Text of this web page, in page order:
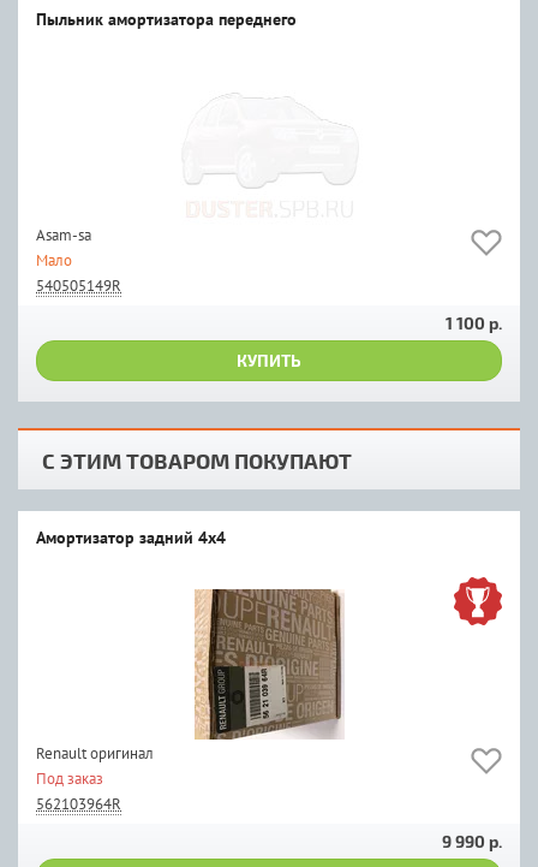
Пыльник амортизатора переднего
Asam-sa
Мало
540505149R
1 100 р.
КУПИТЬ
С ЭТИМ ТОВАРОМ ПОКУПАЮТ
Амортизатор задний 4х4
Renault оригинал
Под заказ
562103964R
9 990 р.